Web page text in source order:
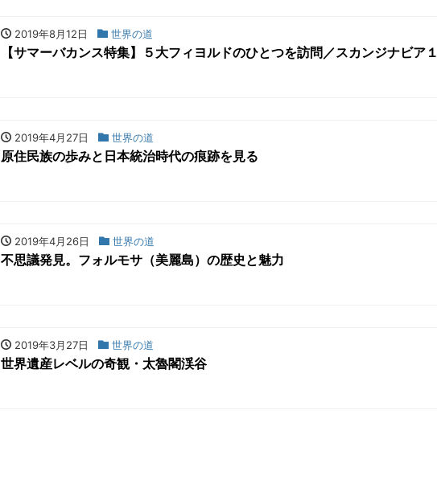
2019年8月12日 世界の道
【サマーバカンス特集】５大フィヨルドのひとつを訪問／スカンジナビア１
2019年4月27日 世界の道
原住民族の歩みと日本統治時代の痕跡を見る
2019年4月26日 世界の道
不思議発見。フォルモサ（美麗島）の歴史と魅力
2019年3月27日 世界の道
世界遺産レベルの奇観・太魯閣渓谷